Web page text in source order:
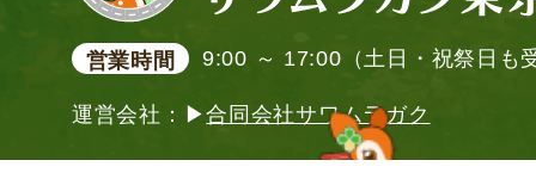
営業時間 9:00 ～ 17:00（土日・祝祭日も
運営会社：▶合同会社サワムラガク